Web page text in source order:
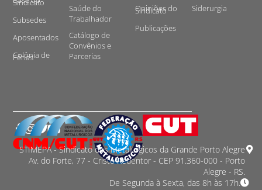
Sindicato
Subsedes
Aposentados
Colônia de
Férias
Saúde do
Trabalhador
Catálogo de
Convênios e
Parcerias
Opiniões do
Sindicato
Publicações
Siderurgia
STIMEPA - Sindicato dos Metalurgicos da Grande Porto Alegre
Av. do Forte, 77 - Cristo Redentor - CEP 91.360-000 - Porto
Alegre - RS.
De Segunda à Sexta, das 8h às 17h.